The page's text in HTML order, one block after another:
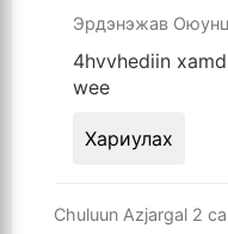
Эрдэнэжав
4hvvhediin
wee
Хариулах
Chuluun Azjargal 2